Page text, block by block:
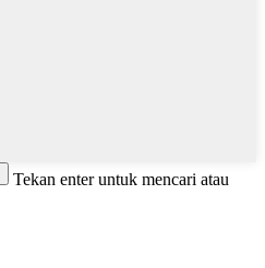
Tekan enter untuk mencari atau